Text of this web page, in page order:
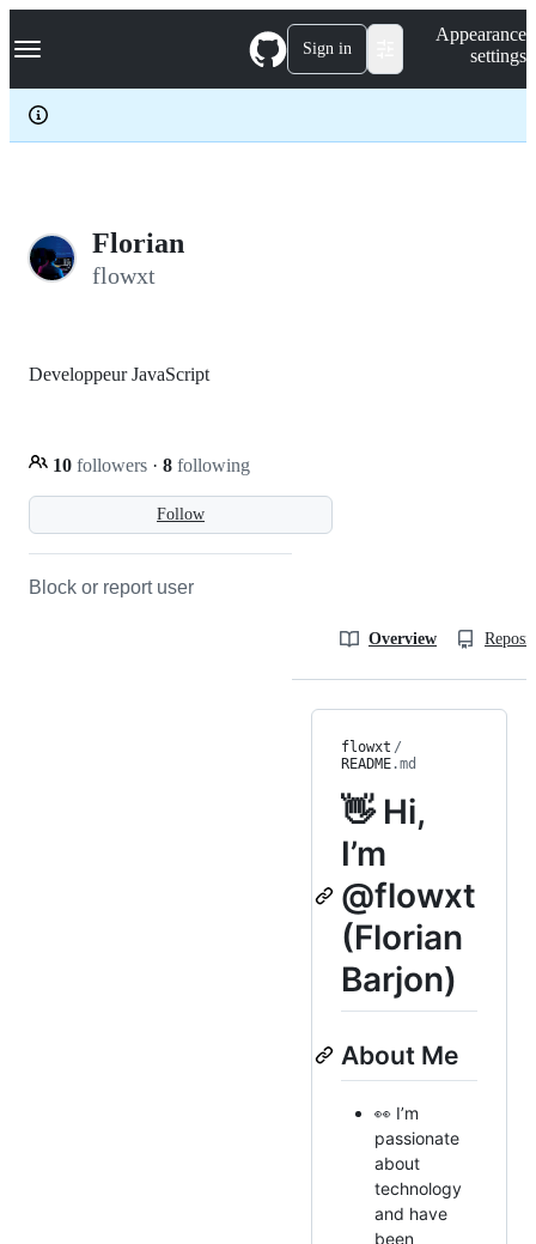
k
p
c
Navigation Menu Sign in
Appearance
settings
Florian
flowxt
Follow
Developpeur JavaScript
10 followers · 8 following
Block or report user
Overview
flowxt /
README.md
👋 Hi,
I’m
@flowxt
(Florian
Barjon)
About Me
👀 I’m
passionate
about
technology
and have
been